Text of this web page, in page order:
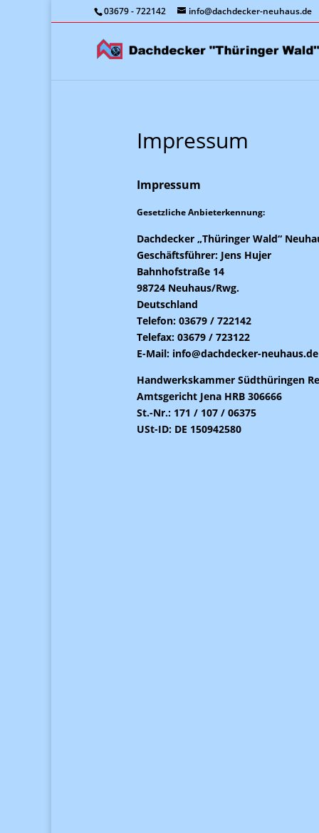
03679 - 722142 info@dachdecker-neuhaus.de
Impressum
Impressum
Gesetzliche Anbieterkennung:
Dachdecker „Thüringer Wald“
Geschäftsführer: Jens Hujer
Bahnhofstraße 14
98724 Neuhaus/Rwg.
Deutschland
Telefon: 03679 / 722142
Telefax: 03679 / 723122
E-Mail: info@dachdecker-neuhaus.de
Handwerkskammer Südthüringen
Amtsgericht Jena HRB 306666
St.-Nr.: 171 / 107 / 06375
USt-ID: DE 150942580